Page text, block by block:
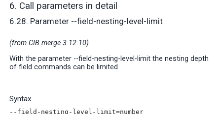
6. Call parameters in detail
6.28. Parameter --field-nesting-level-limit
(from CIB merge 3.12.10)
With the parameter --field-nesting-level-limit the nesting depth
of field commands can be limited.
Syntax
--field-nesting-level-limit=number